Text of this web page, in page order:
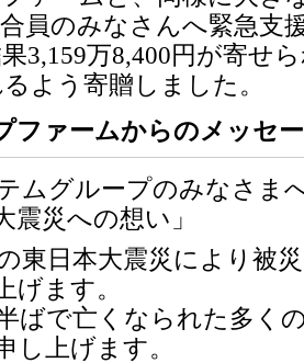
員のみなさんへ緊急支
3,159万8,400円が寄せ
よう寄贈しました。
ファームからのメッセ
ムグループのみなさま
震災への想い」
東日本大震災により被
げます。
ばで亡くなられた多く
し上げます。